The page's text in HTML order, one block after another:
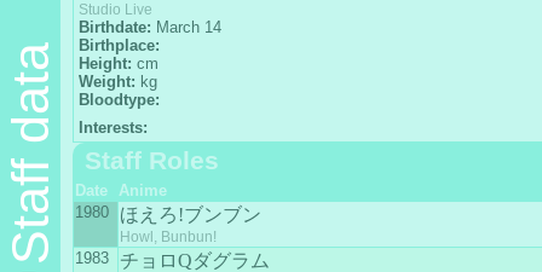
Staff data
Studio Live
Birthdate: March 14
Birthplace:
Height: cm
Weight: kg
Bloodtype:
Interests:
Staff Roles
Date Anime
1980
ほえろ!ブンブン
Howl, Bunbun!
1983 チョロQダグラム